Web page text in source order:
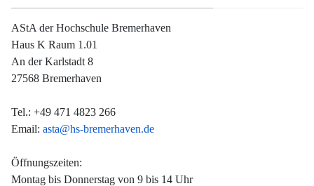
AStA der Hochschule Bremerhaven
Haus K Raum 1.01
An der Karlstadt 8
27568 Bremerhaven
Tel.: +49 471 4823 266
Email: asta@hs-bremerhaven.de
Öffnungszeiten:
Montag bis Donnerstag von 9 bis 14 Uhr